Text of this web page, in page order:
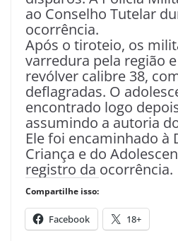
ao Conselho Tutelar
ocorrência.
Após o tiroteio, os
varredura pela região
revólver calibre 38,
deflagradas. O
encontrado logo
assumindo a autoria
Ele foi encaminhado à
Criança e do
registro da ocorrência.
Compartilhe isso:
Facebook 18+